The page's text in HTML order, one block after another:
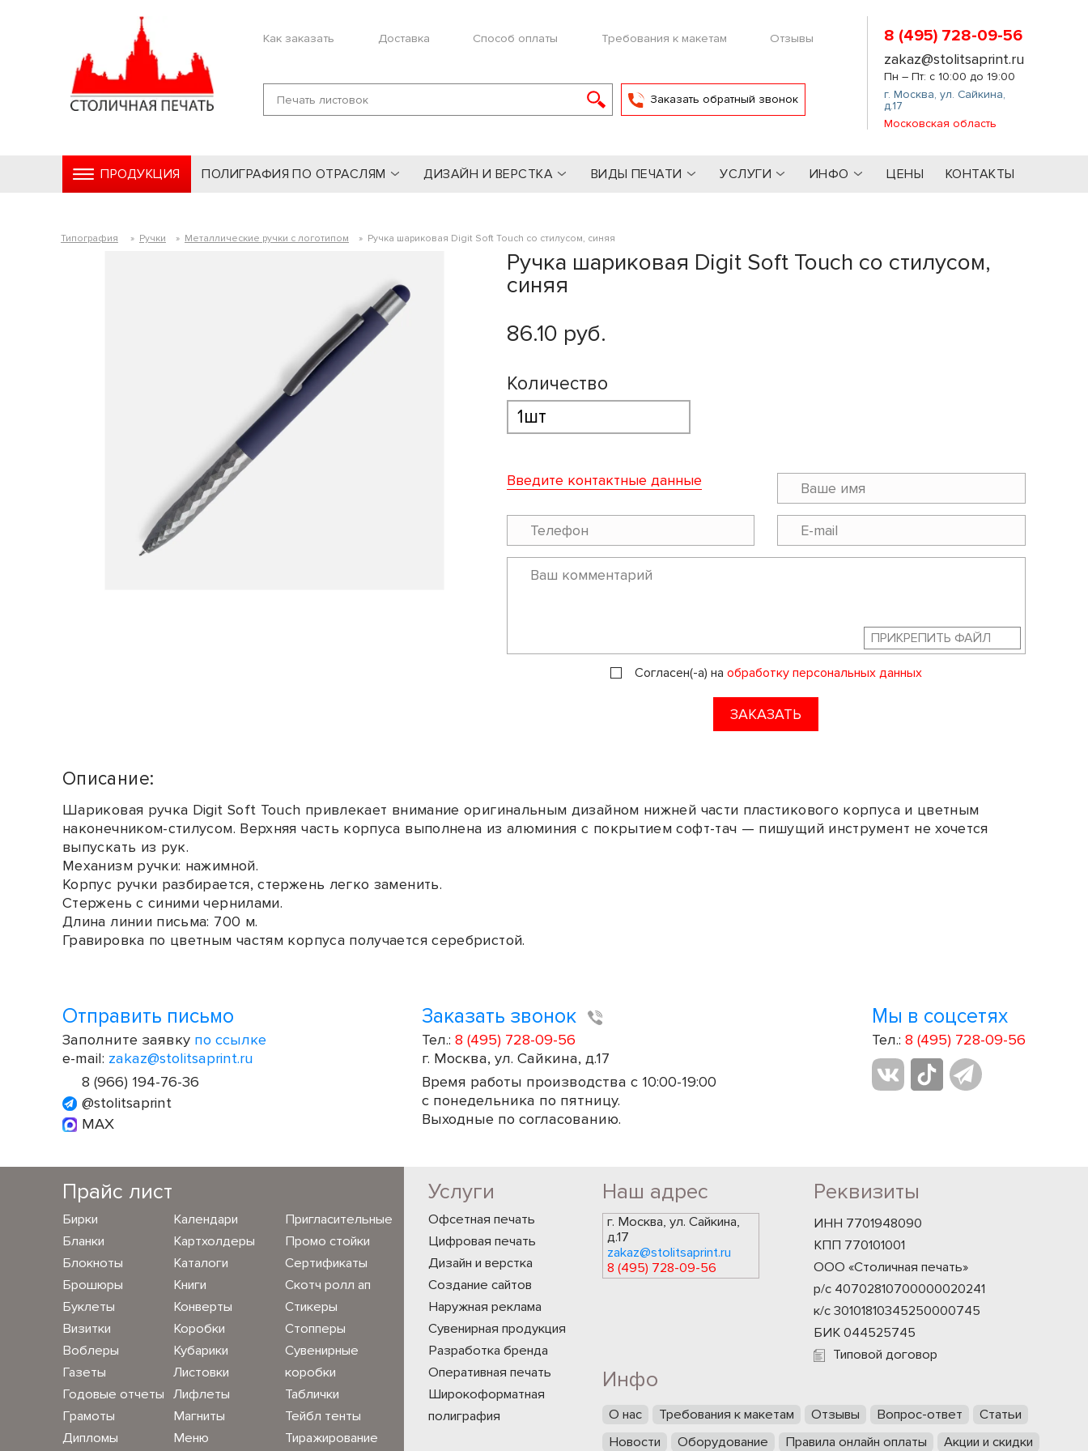
Как заказать Доставка Способ оплаты Требования к макетам Отзывы
Заказать обратный звонок
8 (495) 728-09-56
zakaz@stolitsaprint.ru
Пн – Пт: с 10:00 до 19:00
г. Москва,ул. Сайкина,
д.17
Московская область
ПРОДУКЦИЯ ПОЛИГРАФИЯ ПО ОТРАСЛЯМ ДИЗАЙН И ВЕРСТКА ВИДЫ ПЕЧАТИ УСЛУГИ ИНФО ЦЕНЫ КОНТАКТЫ
Типография » Ручки » Металлические ручки с логотипом » Ручка шариковая Digit Soft Touch со стилусом, синяя
Ручка шариковая Digit Soft Touch со стилусом,
синяя
86.10 руб.
Количество
Введите контактные данные
ПРИКРЕПИТЬ ФАЙЛ
Согласен(-а) на обработку персональных данных
ЗАКАЗАТЬ
Описание:
Шариковая ручка Digit Soft Touch привлекает внимание оригинальным дизайном нижней части пластикового корпуса и цветным
наконечником-стилусом. Верхняя часть корпуса выполнена из алюминия с покрытием софт-тач — пишущий инструмент не хочется
выпускать из рук.
Механизм ручки: нажимной.
Корпус ручки разбирается, стержень легко заменить.
Стержень с синими чернилами.
Длина линии письма: 700 м.
Гравировка по цветным частям корпуса получается серебристой.
Отправить письмо
Заполните заявку по ссылке
e-mail: zakaz@stolitsaprint.ru
8 (966) 194-76-36
@stolitsaprint
MAX
Заказать звонок
Тел.: 8 (495) 728-09-56
г. Москва, ул. Сайкина, д.17
Время работы производства с 10:00-19:00
с понедельника по пятницу.
Выходные по согласованию.
Мы в соцсетях
Тел.: 8 (495) 728-09-56
Прайс лист
Бирки
Бланки
Блокноты
Брошюры
Буклеты
Визитки
Воблеры
Газеты
Годовые отчеты
Грамоты
Дипломы
Календари
Картхолдеры
Каталоги
Книги
Конверты
Коробки
Кубарики
Листовки
Лифлеты
Магниты
Меню
Пригласительные
Промо стойки
Сертификаты
Скотч ролл ап
Стикеры
Стопперы
Сувенирные
коробки
Таблички
Тейбл тенты
Тиражирование
Услуги
Офсетная печать
Цифровая печать
Дизайн и верстка
Создание сайтов
Наружная реклама
Сувенирная продукция
Разработка бренда
Оперативная печать
Широкоформатная
полиграфия
Наш адрес
г. Москва, ул. Сайкина,
д.17
zakaz@stolitsaprint.ru
8 (495) 728-09-56
Реквизиты
ИНН 7701948090
КПП 770101001
ООО «Столичная печать»
р/с 40702810700000020241
к/с 30101810345250000745
БИК 044525745
Типовой договор
Инфо
О нас Требования к макетам Отзывы Вопрос-ответ
Статьи
Новости
Оборудование Правила онлайн оплаты Акции и скидки